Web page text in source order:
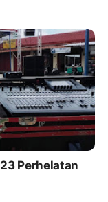
Perhelatan